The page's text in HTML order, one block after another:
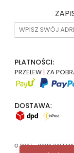
PŁATNOŚCI:
PRZELEW | ZA
DOSTAWA:
© 2007 - 2026